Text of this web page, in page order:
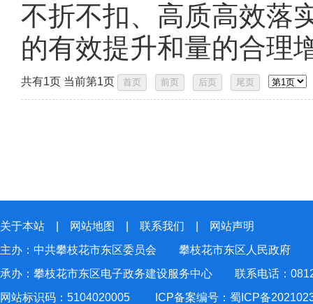
不折不扣、高质高效落
的有效提升和量的合理
共有1页 当前第1页
关于本站 网站地图 联系我们
网站声明
主办：中共攀枝花市东区委员会 攀枝花市东区人民政府
承办：攀枝花市东区电子政务建设服务中心 联系电话：
网站标识码：5104020005
ICP备案编号：蜀ICP备